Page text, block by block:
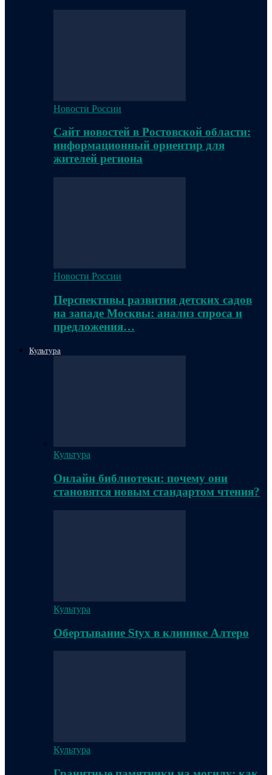
Новости России
Сайт новостей в Ростовской области:
информационный ориентир для
жителей региона
Новости России
Перспективы развития детских садов
на западе Москвы: анализ спроса и
предложения…
Культура
Культура
Онлайн библиотеки: почему они
становятся новым стандартом чтения?
Культура
Обертывание Styx в клинике Алтеро
Культура